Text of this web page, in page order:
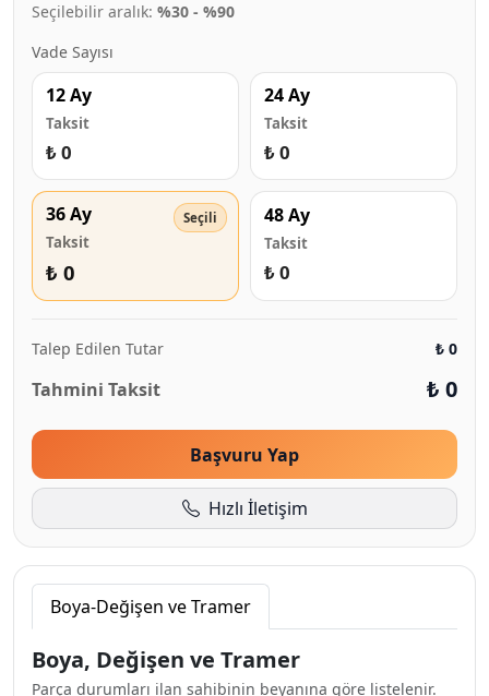
Seçilebilir aralık: %30 - %90
Vade Sayısı
12 Ay
Taksit
₺ 0
24 Ay
Taksit
₺ 0
36 Ay
Taksit
₺ 0
48 Ay
Taksit
₺ 0
Talep Edilen Tutar ₺ 0
Tahmini Taksit ₺ 0
Başvuru Yap
Hızlı İletişim
Boya-Değişen ve Tramer
Boya, Değişen ve Tramer
Parça durumları ilan sahibinin beyanına göre listelenir.